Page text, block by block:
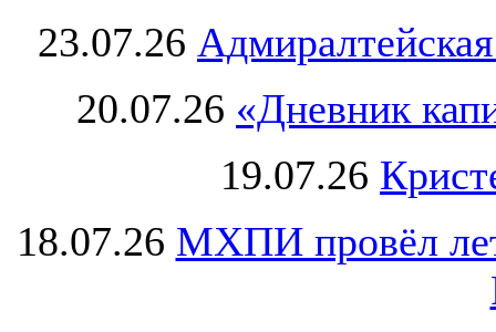
23.07.26
20.07.26 «Дневник
19.07.26
18.07.26 МХПИ провёл